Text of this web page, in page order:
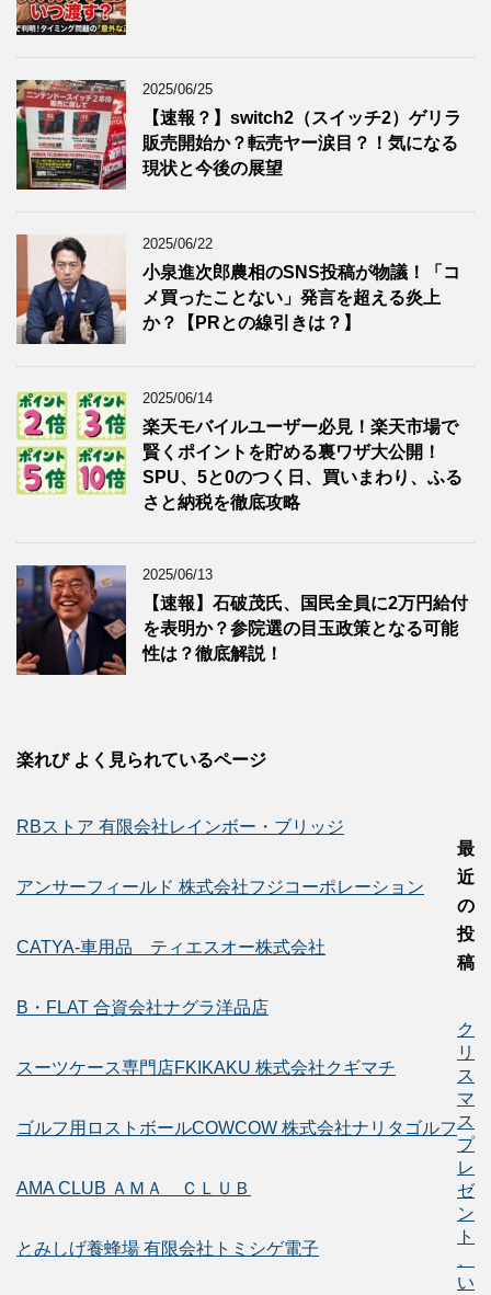
2025/06/25
【速報？】switch2（スイッチ2）ゲリラ
販売開始か？転売ヤー涙目？！気になる
現状と今後の展望
2025/06/22
小泉進次郎農相のSNS投稿が物議！「コ
メ買ったことない」発言を超える炎上
か？【PRとの線引きは？】
2025/06/14
楽天モバイルユーザー必見！楽天市場で
賢くポイントを貯める裏ワザ大公開！
SPU、5と0のつく日、買いまわり、ふる
さと納税を徹底攻略
2025/06/13
【速報】石破茂氏、国民全員に2万円給付
を表明か？参院選の目玉政策となる可能
性は？徹底解説！
楽れび よく見られているページ
RBストア 有限会社レインボー・ブリッジ
アンサーフィールド 株式会社フジコーポレーション
CATYA-車用品 ティエスオー株式会社
B・FLAT 合資会社ナグラ洋品店
スーツケース専門店FKIKAKU 株式会社クギマチ
ゴルフ用ロストボールCOWCOW 株式会社ナリタゴルフ
AMA CLUB ＡＭＡ ＣＬＵＢ
とみしげ養蜂場 有限会社トミシゲ電子
最
近
の
投
稿
ク
リ
ス
マ
ス
プ
レ
ゼ
ン
ト
い